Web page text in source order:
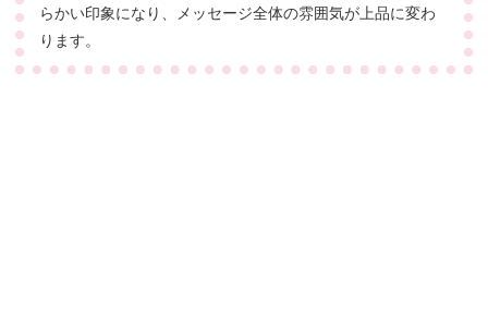
らかい印象になり、メッセージ全体の雰囲気が上品に変わ
ります。